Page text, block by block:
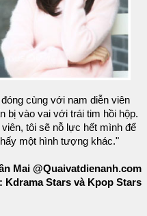
cùng với nam diễn viên
bị vào vai với trái tim hồi hộp.
tôi sẽ nỗ lực hết mình để
một hình tượng khác."
Mai @Quaivatdienanh.com
Kdrama Stars và Kpop Stars